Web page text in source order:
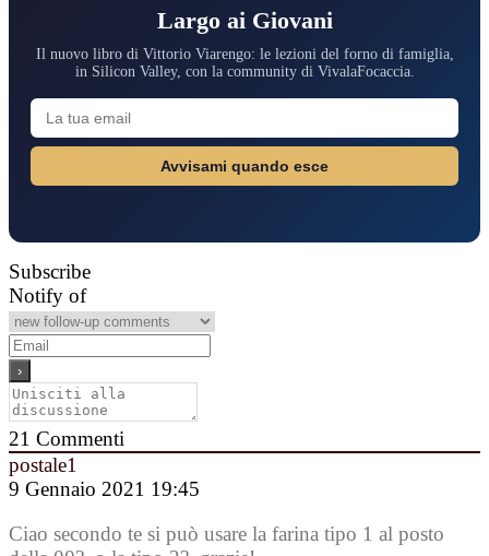
Largo ai Giovani
Il nuovo libro di Vittorio Viarengo: le lezioni del forno di famiglia,
in Silicon Valley, con la community di VivalaFocaccia.
Avvisami quando esce
Subscribe
Notify of
21 Commenti
postale1
9 Gennaio 2021 19:45
Ciao secondo te si può usare la farina tipo 1 al posto